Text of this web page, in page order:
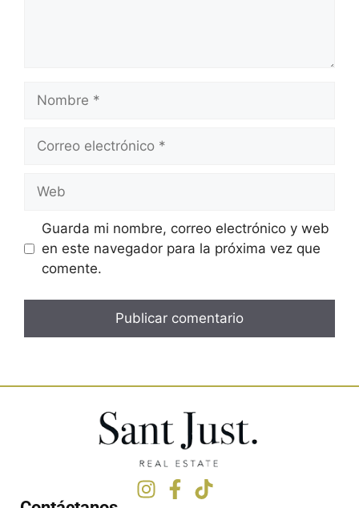
Guarda mi nombre, correo electrónico y web
en este navegador para la próxima vez que
comente.